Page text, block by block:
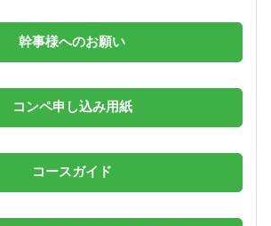
幹事様へのお願い
コンペ申し込み用紙
コースガイド